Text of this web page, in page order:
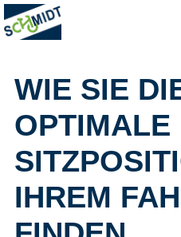
WIE SIE
OPTIMALE
IHREM